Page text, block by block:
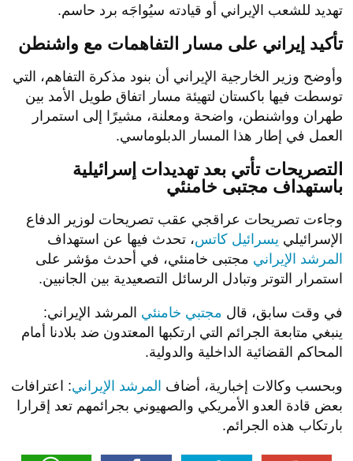
تهديد للشعب الإيراني أو قيادته سيُواجَه برد حاسم.
تأكيد إيراني على مسار التفاهمات مع واشنطن
وأوضح وزير الخارجية الإيراني أن بنود مذكرة التفاهم، التي
توسطت فيها باكستان لتهيئة مسار اتفاق طويل الأمد بين
طهران وواشنطن، واضحة ومعلنة، مشيرًا إلى استمرار
العمل في إطار هذا المسار الدبلوماسي.
التصريحات تأتي بعد تهديدات إسرائيلية
باستهداف مجتبى خامنئي
وجاءت تصريحات عراقجي عقب تصريحات لوزير الدفاع
الإسرائيلي يسرائيل كاتس، تحدث فيها عن استهداف
المرشد الإيراني مجتبى خامنئي، في أحدث مؤشر على
استمرار التوتر وتبادل الرسائل التصعيدية بين الجانبين.
في وقت سابق، قال مجتبي خامنئي المرشد الإيراني:
ينبغي متابعة الجرائم التي ارتكبها المعتدون ضد بلادنا أمام
المحاكم القضائية الداخلية والدولية.
وبحسب وكالات إخبارية، أضاف المرشد الإيراني: اعترافات
بعض قادة العدو الأمريكي والصهيوني بجرائمهم تعد إقرارا
بارتكاب هذه الجرائم.